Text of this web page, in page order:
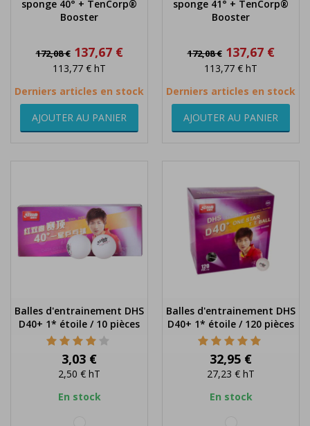
sponge 40° + TenCorp®
Booster
Prix
base
172,08 € Prix
137,67 €
113,77 € hT
Derniers articles en stock
AJOUTER AU PANIER
sponge 41° + TenCorp®
Booster
Prix
base
172,08 € Prix
137,67 €
113,77 € hT
Derniers articles en stock
AJOUTER AU PANIER
Balles d'entrainement DHS
D40+ 1* étoile / 10 pièces
Prix
3,03 €
2,50 € hT
En stock
Balles d'entrainement DHS
D40+ 1* étoile / 120 pièces
Prix
32,95 €
27,23 € hT
En stock